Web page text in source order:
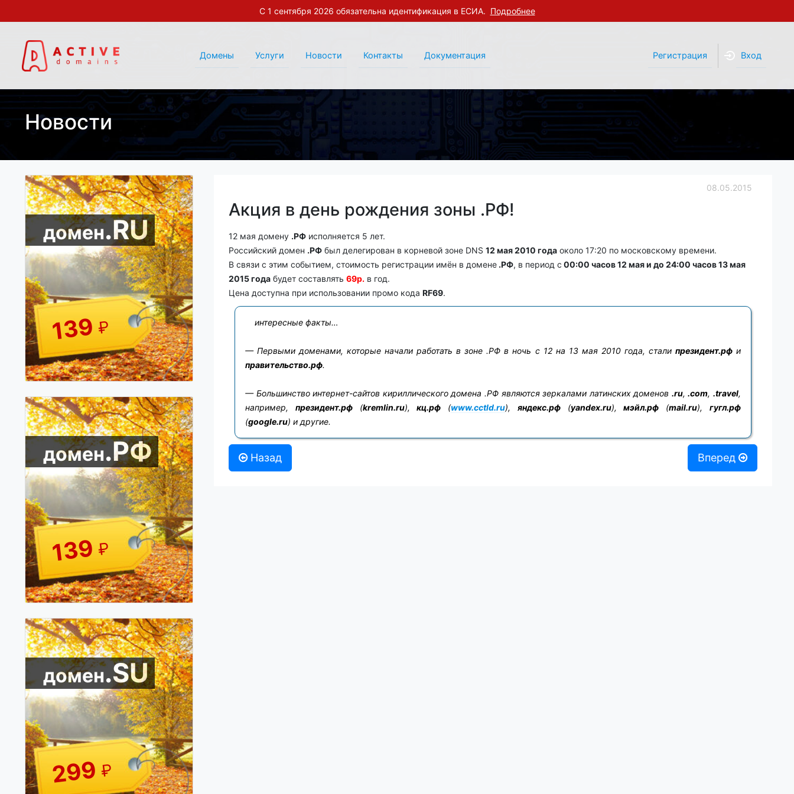
С 1 сентября 2026 обязательна идентификация в ЕСИА. Подробнее
Домены Услуги Новости Контакты Документация Регистрация Вход
Новости
домен.RU
139₽
домен.РФ
139₽
домен.SU
299₽
08.05.2015
Акция в день рождения зоны .РФ!
12 мая домену .РФ исполняется 5 лет.
Российский домен .РФ был делегирован в корневой зоне DNS 12 мая 2010 года около 17:20 по московскому времени.
В связи с этим событием, стоимость регистрации имён в домене .РФ, в период с 00:00 часов 12 мая и до 24:00 часов 13 мая
2015 года будет составлять 69р. в год.
Цена доступна при использовании промо кода RF69.
интересные факты…
— Первыми доменами, которые начали работать в зоне .РФ в ночь с 12 на 13 мая 2010 года, стали президент.рфи
правительство.рф.
— Большинство интернет-сайтов кириллического домена .РФ являются зеркалами латинских доменов .ru,.com,.travel,
например, президент.рф(kremlin.ru),кц.рф (www.cctld.ru), яндекс.рф(yandex.ru),мэйл.рф (mail.ru),гугл.рф
(google.ru) и другие.
Назад Вперед